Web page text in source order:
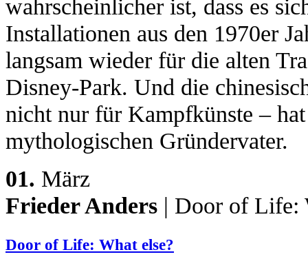
wahrscheinlicher ist, dass es
Installationen aus den 1970er
langsam wieder für die alten
Disney-Park. Und die
nicht nur für Kampfkünste –
mythologischen Gründervater.
01. März
Frieder Anders | Door of Life:
Door of Life: What else?